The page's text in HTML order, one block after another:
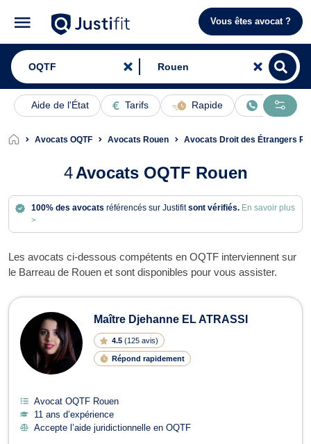
Vous êtes avocat ?
Aide de l'État Tarifs Rapide En ligne
Avocats OQTF Avocats Rouen Avocats Droit des Étrangers
4 Avocats OQTF Rouen
100% des avocats référencés sur Justifitsont vérifiés. En savoir plus
>
Les avocats ci-dessous compétents en OQTF interviennent sur
le Barreau de Rouen et sont disponibles pour vous assister.
Avocats en OQTF à Rouen
Maître Djehanne EL ATRASSI
4.5 (125 avis)
Répond rapidement
Avocat OQTF Rouen
11 ans d’expérience
Accepte l’aide juridictionnelle en OQTF